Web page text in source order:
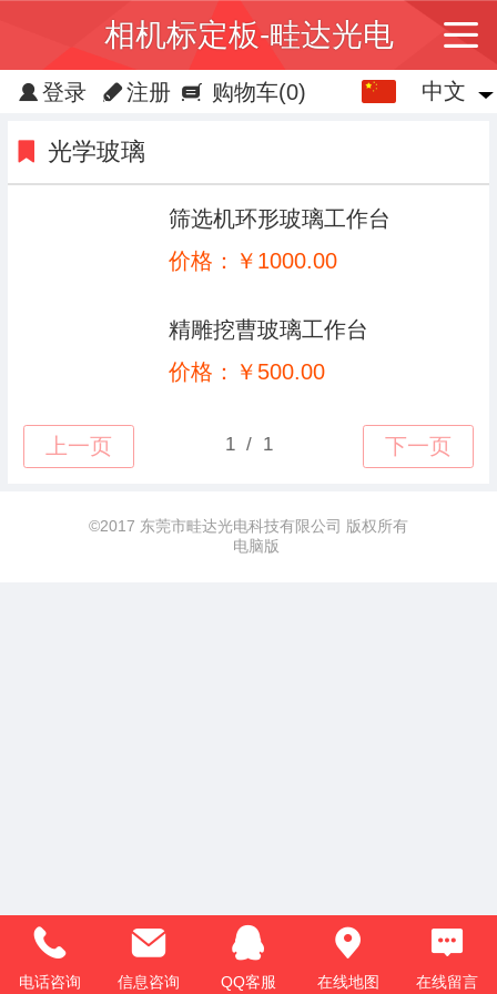
相机标定板-畦达光电
登录 注册 购物车(0) 中文
中文
繁体
Español
ภาษาไทย
français
光学玻璃
筛选机环形玻璃工作台
价格：￥1000.00
精雕挖曹玻璃工作台
价格：￥500.00
©2017 东莞市畦达光电科技有限公司 版权所有
电脑版
电话咨询 信息咨询 QQ客服 在线地图 在线留言